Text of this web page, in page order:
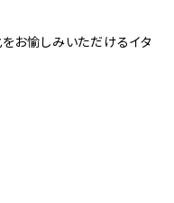
お愉しみいただけるイタ